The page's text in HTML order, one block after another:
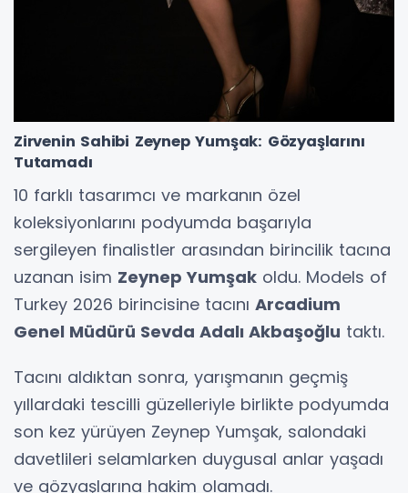
Zirvenin Sahibi Zeynep Yumşak: Gözyaşlarını
Tutamadı
10 farklı tasarımcı ve markanın özel
koleksiyonlarını podyumda başarıyla
sergileyen finalistler arasından birincilik tacına
uzanan isim Zeynep Yumşak oldu. Models of
Turkey 2026 birincisine tacını Arcadium
Genel Müdürü Sevda Adalı Akbaşoğlu taktı.
Tacını aldıktan sonra, yarışmanın geçmiş
yıllardaki tescilli güzelleriyle birlikte podyumda
son kez yürüyen Zeynep Yumşak, salondaki
davetlileri selamlarken duygusal anlar yaşadı
ve gözyaşlarına hakim olamadı.